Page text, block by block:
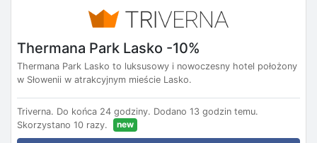
Thermana Park Lasko -10%
Thermana Park Lasko to luksusowy i nowoczesny hotel położony
w Słowenii w atrakcyjnym mieście Lasko.
Triverna. Do końca 24 godziny. Dodano 13 godzin temu.
Skorzystano 10 razy.
new